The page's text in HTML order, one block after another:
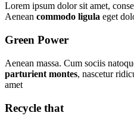
Lorem ipsum dolor sit amet,
Aenean commodo ligula eget
Green Power
Aenean massa. Cum sociis
parturient montes, nascetur
amet
Recycle that